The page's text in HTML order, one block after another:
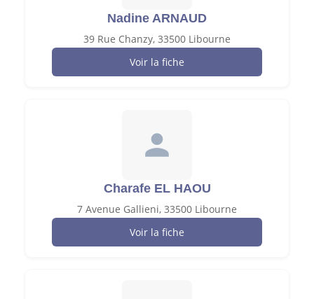
Nadine ARNAUD
39 Rue Chanzy, 33500 Libourne
Voir la fiche
Charafe EL HAOU
7 Avenue Gallieni, 33500 Libourne
Voir la fiche